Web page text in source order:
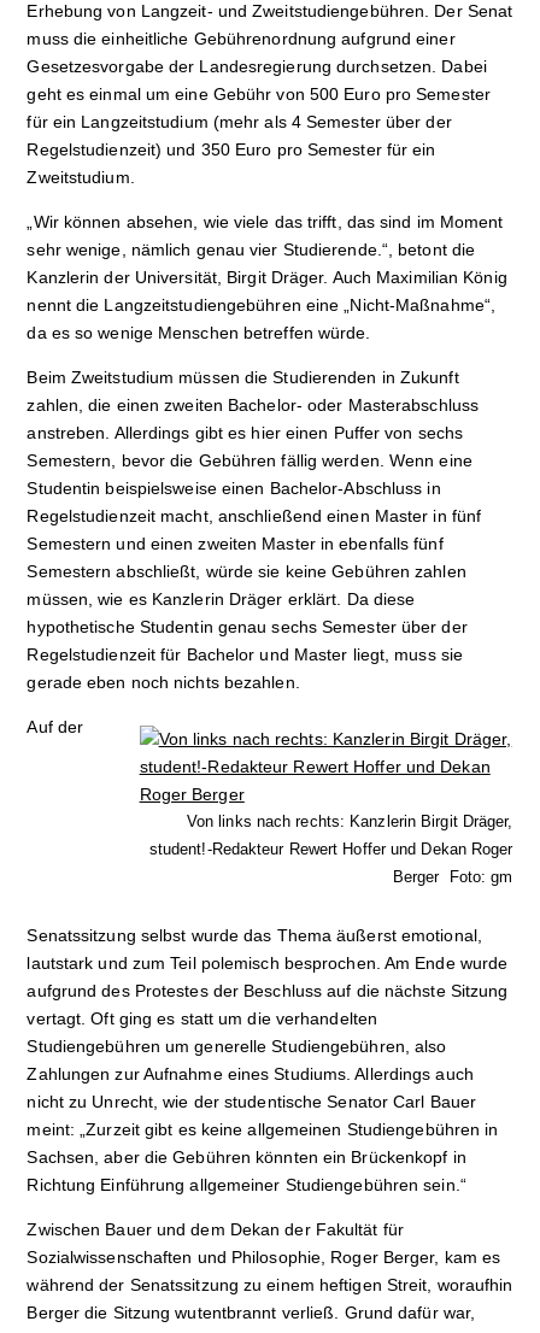
Erhebung von Langzeit- und Zweitstudiengebühren. Der Senat
muss die einheitliche Gebührenordnung aufgrund einer
Gesetzesvorgabe der Landes­re­gie­rung durch­setzen. Dabei
geht es einmal um eine Gebühr von 500 Euro pro Semester
für ein Langzeitstudium (mehr als 4 Semester über der
Regelstudienzeit) und 350 Euro pro Semester für ein
Zweitstudium.
„Wir können absehen, wie viele das trifft, das sind im Moment
sehr wenige, nämlich genau vier Studierende.“, betont die
Kanzlerin der Universität, Birgit Dräger. Auch Maximilian König
nennt die Lang­zeitstudiengebühren eine „Nicht-­Maßnahme“,
da es so wenige Menschen betreffen würde.
Beim Zweitstudium müssen die Studierenden in Zukunft
zahlen, die einen zweiten Bachelor- oder Masterabschluss
anstreben. Allerdings gibt es hier einen Puffer von sechs
Semestern, bevor die Gebühren fällig werden. Wenn eine
Studentin beispielsweise einen Bachelor-Abschluss in
Regelstudienzeit macht, anschließend einen Master in fünf
Semestern und einen zweiten Master in ebenfalls fünf
Semestern abschließt, würde sie keine Gebühren zahlen
müssen, wie es Kanzlerin Dräger erklärt. Da diese
hypothetische Studentin genau sechs Semester über der
Regelstudienzeit für Bachelor und Master liegt, muss sie
gerade eben noch nichts bezahlen.
Von links nach rechts: Kanzlerin Birgit Dräger,
student!-Redakteur Rewert Hoffer und Dekan Roger
Berger Foto: gm
Auf der
Senatssitzung selbst wurde das Thema äußerst emotional,
lautstark und zum Teil polemisch besprochen. Am En­de wurde
aufgrund des Protestes der Beschluss auf die nächste Sitzung
vertagt. Oft ging es statt um die verhandelten
Studiengebühren um generelle Studiengebühren, also
Zahlungen zur Aufnahme eines Studiums. Allerdings auch
nicht zu Unrecht, wie der studentische Senator Carl Bauer
meint: „Zurzeit gibt es keine allgemeinen Studiengebühren in
Sachsen, aber die Gebühren könnten ein Brücken­kopf in
Richtung Einführung allgemeiner Studiengebühren sein.“
Zwischen Bauer und dem Dekan der Fakultät für
Sozialwissenschaften und Philosophie, Roger Berger, kam es
während der Senatssitzung zu einem heftigen Streit, woraufhin
Berger die Sitzung wutentbrannt verließ. Grund dafür war,